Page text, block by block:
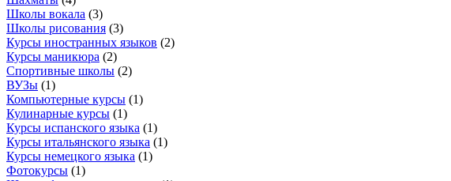
Школы вокала (3)
Школы рисования (3)
Курсы иностранных языков (2)
Курсы маникюра (2)
Спортивные школы (2)
ВУЗы (1)
Компьютерные курсы (1)
Кулинарные курсы (1)
Курсы испанского языка (1)
Курсы итальянского языка (1)
Курсы немецкого языка (1)
Фотокурсы (1)